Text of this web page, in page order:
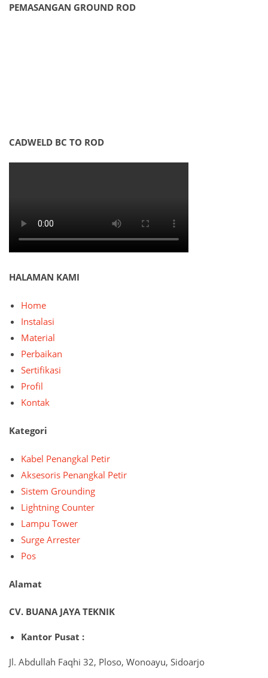
PEMASANGAN GROUND ROD
CADWELD BC TO ROD
HALAMAN KAMI
Home
Instalasi
Material
Perbaikan
Sertifikasi
Profil
Kontak
Kategori
Kabel Penangkal Petir
Aksesoris Penangkal Petir
Sistem Grounding
Lightning Counter
Lampu Tower
Surge Arrester
Pos
Alamat
CV. BUANA JAYA TEKNIK
Kantor Pusat :
Jl. Abdullah Faqhi 32, Ploso, Wonoayu, Sidoarjo